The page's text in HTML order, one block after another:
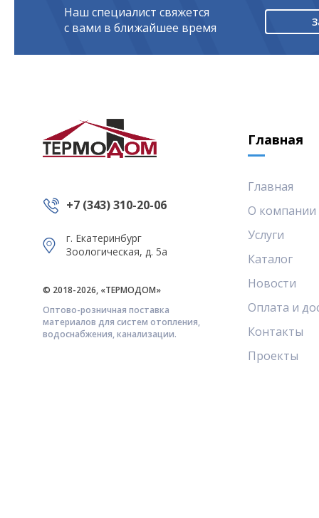
Наш специалист свяжется
с вами в ближайшее время
Главная
+7 (343) 310-20-06
г. Екатеринбург
Зоологическая, д. 5а
© 2018-2026, «ТЕРМОДОМ»
Оптово-розничная поставка
материалов для систем отопления,
водоснабжения, канализации.
Главная
О компании
Услуги
Каталог
Новости
Оплата и
Контакты
Проекты